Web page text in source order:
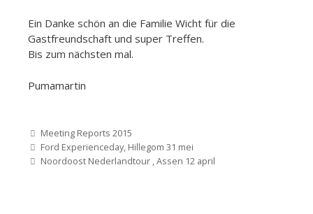
Ein Danke schön an die Familie Wicht für die
Gastfreundschaft und super Treffen.
Bis zum nächsten mal.
Pumamartin
Categorieën
Meeting Reports 2015
Bericht
navigatie
Ford Experienceday, Hillegom 31 mei
Noordoost Nederlandtour , Assen 12 april